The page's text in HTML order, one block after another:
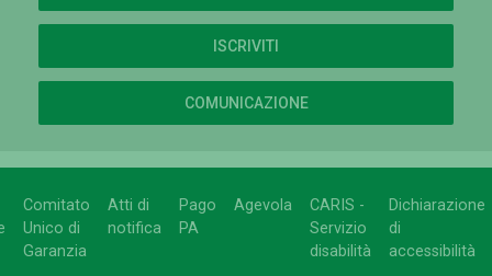
ISCRIVITI
COMUNICAZIONE
Comitato
Unico di
Garanzia
Atti di
notifica
Pago
PA
Agevola
CARIS -
Servizio
disabilità
Dichiarazione
di
accessibilità